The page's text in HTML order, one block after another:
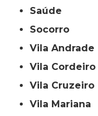
Saúde
Socorro
Vila Andrade
Vila Cordeiro
Vila Cruzeiro
Vila Mariana